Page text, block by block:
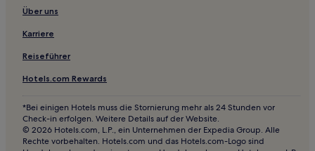
Günstige in Burnley
Luxus in Burnley
Günstige in Crewe
Haustierfreundliche in Buxton
Hotels mit Parkplatz in Oakamoor
Hotels mit inbegriffenem Frühstück nahe Wilmslow Road
Günstige nahe Little Germany
Über uns
Karriere
Reiseführer
Hotels.com Rewards
*Bei einigen Hotels muss die Stornierung mehr als 24 Stunden vor
Check-in erfolgen. Weitere Details auf der Website.
© 2026 Hotels.com, L.P., ein Unternehmen der Expedia Group. Alle
Rechte vorbehalten. Hotels.com und das Hotels.com-Logo sind